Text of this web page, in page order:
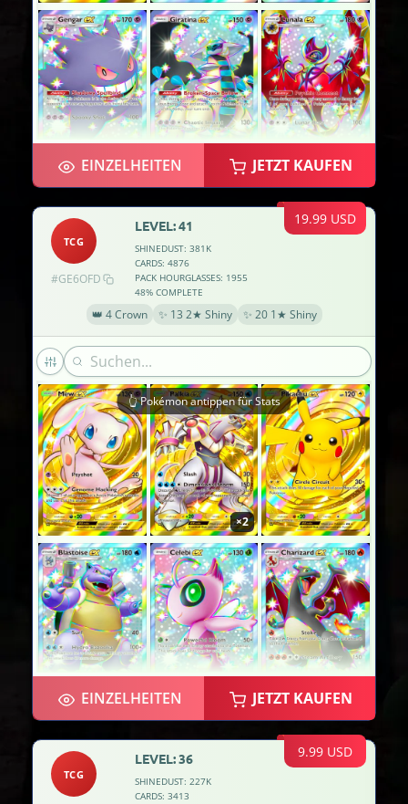
×2
×3
EINZELHEITEN JETZT KAUFEN
19.99 USD
TCG
#GE6OFD
LEVEL: 41
SHINEDUST: 381K
CARDS: 4876
PACK HOURGLASSES: 1955
48% COMPLETE
👑 4 Crown ✨ 13 2★ Shiny ✨ 20 1★ Shiny
👆 Pokémon antippen für Stats
×2
EINZELHEITEN JETZT KAUFEN
9.99 USD
TCG
LEVEL: 36
SHINEDUST: 227K
CARDS: 3413